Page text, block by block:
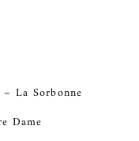
La Sorbonne
Dame